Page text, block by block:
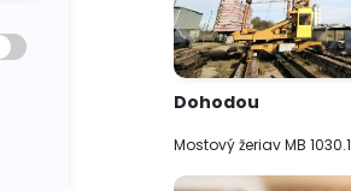
Dohodou
Mostový žeriav MB 1030.1